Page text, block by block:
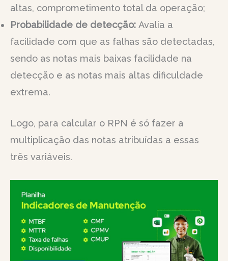
altas, comprometimento total da operação;
Probabilidade de detecção: Avalia a
facilidade com que as falhas são detectadas,
sendo as notas mais baixas facilidade na
detecção e as notas mais altas dificuldade
extrema.
Logo, para calcular o RPN é só fazer a
multiplicação das notas atribuídas a essas
três variáveis.